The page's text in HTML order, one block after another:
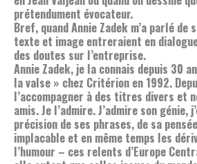
prétendument évocateur.
Bref, quand Annie Zadek m’a parlé
texte et image entreraient en
des doutes sur l’entreprise.
Annie Zadek, je la connais depuis 30
la valse » chez Critérion en 1992.
l’accompagner à des titres divers et
amis. Je l’admire. J’admire son génie,
précision de ses phrases, de sa
implacable et en même temps les
l’humour – ces relents d’Europe